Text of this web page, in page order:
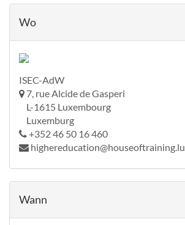
Wo
ISEC-AdW
7, rue Alcide de Gasperi
L-1615 Luxembourg
Luxemburg
+352 46 50 16 460
highereducation@houseoftraining.lu
Wann